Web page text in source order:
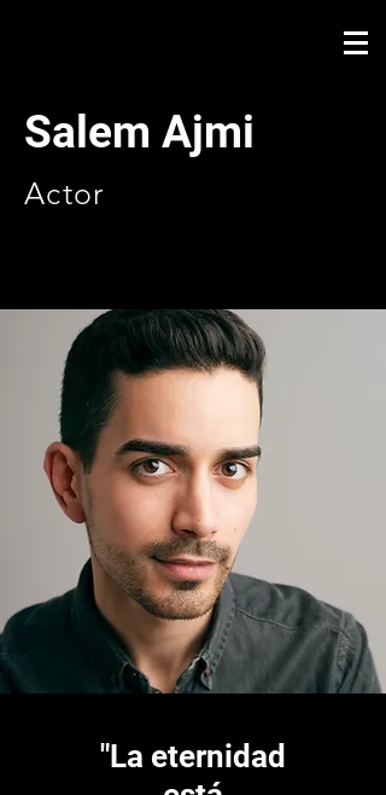
Salem Ajmi
Actor
"La eternidad